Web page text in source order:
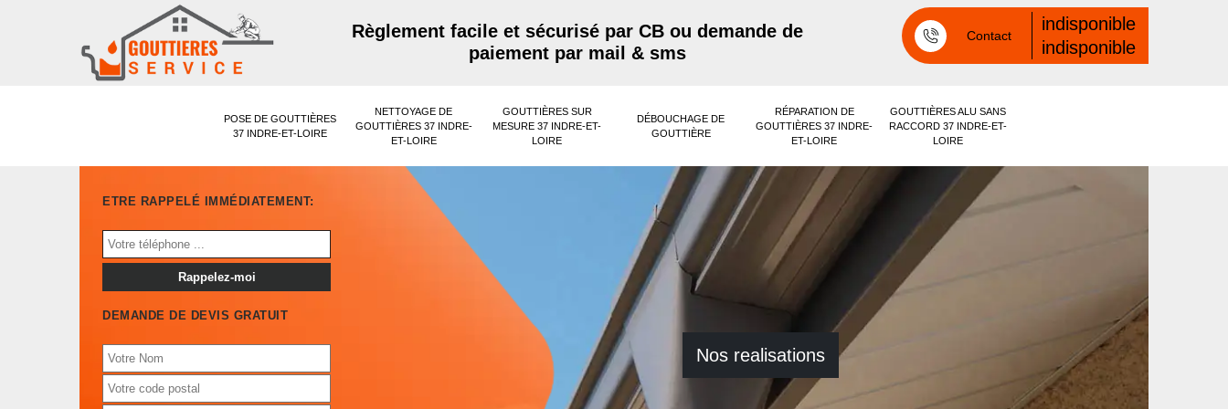
Règlement facile et sécurisé par CB ou demande de
paiement par mail & sms
Contact
indisponible
indisponible
POSE DE GOUTTIÈRES
37 INDRE-ET-LOIRE
NETTOYAGE DE
GOUTTIÈRES 37 INDRE-
ET-LOIRE
GOUTTIÈRES SUR
MESURE 37 INDRE-ET-
LOIRE
DÉBOUCHAGE DE
GOUTTIÈRE
RÉPARATION DE
GOUTTIÈRES 37 INDRE-
ET-LOIRE
GOUTTIÈRES ALU SANS
RACCORD 37 INDRE-ET-
LOIRE
ETRE RAPPELÉ IMMÉDIATEMENT:
DEMANDE DE DEVIS GRATUIT
Nos realisations